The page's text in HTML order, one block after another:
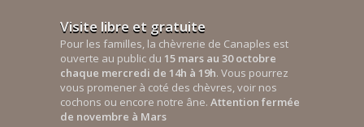
Visite libre et gratuite
Pour les familles, la chèvrerie de Canaples est
ouverte au public du 15 mars au 30 octobre
chaque mercredi de 14h à 19h. Vous pourrez
vous promener à coté des chèvres, voir nos
cochons ou encore notre âne. Attention fermée
de novembre à Mars